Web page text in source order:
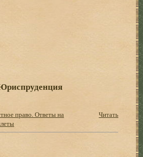
право. Ответы на
Читать